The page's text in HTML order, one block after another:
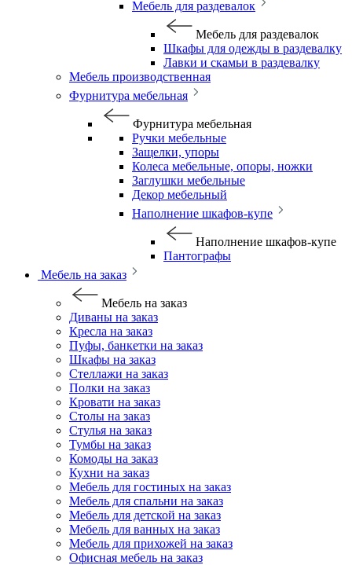
Мебель для раздевалок
Мебель для раздевалок
Шкафы для одежды в раздевалку
Лавки и скамьи в раздевалку
Мебель производственная
Фурнитура мебельная
Фурнитура мебельная
Ручки мебельные
Защелки, упоры
Колеса мебельные, опоры, ножки
Заглушки мебельные
Декор мебельный
Наполнение шкафов-купе
Наполнение шкафов-купе
Пантографы
Мебель на заказ
Мебель на заказ
Диваны на заказ
Кресла на заказ
Пуфы, банкетки на заказ
Шкафы на заказ
Стеллажи на заказ
Полки на заказ
Кровати на заказ
Столы на заказ
Стулья на заказ
Тумбы на заказ
Комоды на заказ
Кухни на заказ
Мебель для гостиных на заказ
Мебель для спальни на заказ
Мебель для детской на заказ
Мебель для ванных на заказ
Мебель для прихожей на заказ
Офисная мебель на заказ